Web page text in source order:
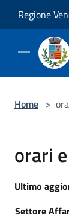
Regione
Home >
orari
Ultimo
Settore